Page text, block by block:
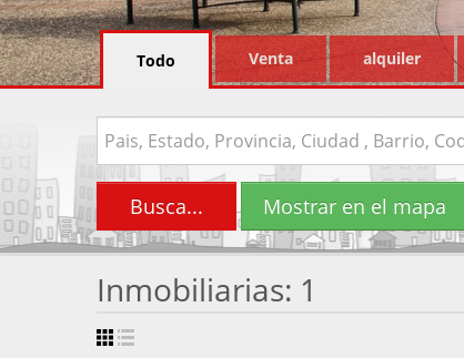
Todo Venta alquiler
Busca... Mostrar en el mapa
Inmobiliarias: 1